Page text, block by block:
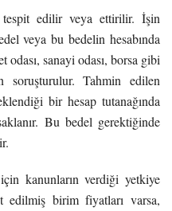
edilir veya ettirilir. İşin
veya bu bedelin hesabında
sanayi odası, borsa gibi
soruşturulur. Tahmin edilen
bir hesap tutanağında
Bu bedel gerektiğinde
kanunların verdiği yetkiye
edilmiş birim fiyatları varsa,